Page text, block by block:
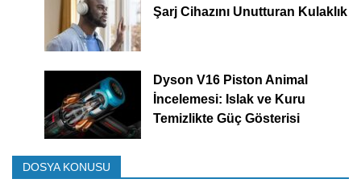
Şarj Cihazını Unutturan Kulaklık
Dyson V16 Piston Animal
İncelemesi: Islak ve Kuru
Temizlikte Güç Gösterisi
DOSYA KONUSU